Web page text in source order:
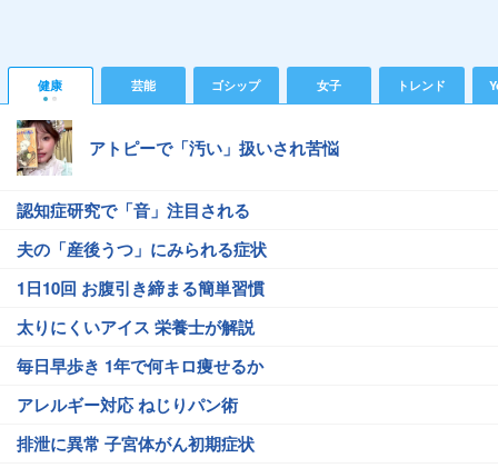
健康 芸能 ゴシップ 女子 トレンド
アトピーで「汚い」扱いされ苦悩
認知症研究で「音」注目される
夫の「産後うつ」にみられる症状
1日10回 お腹引き締まる簡単習慣
太りにくいアイス 栄養士が解説
毎日早歩き 1年で何キロ痩せるか
アレルギー対応 ねじりパン術
排泄に異常 子宮体がん初期症状